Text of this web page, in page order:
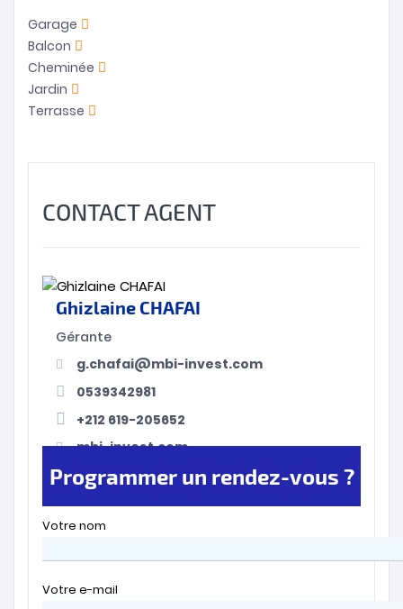
Garage
Balcon
Cheminée
Jardin
Terrasse
CONTACT AGENT
Ghizlaine CHAFAI
Gérante
g.chafai@mbi-invest.com
0539342981
+212 619-205652
mbi-invest.com
Programmer un rendez-vous ?
Votre nom
Votre e-mail